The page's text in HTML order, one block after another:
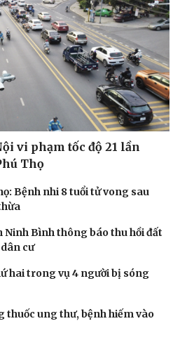
vi phạm tốc độ 21 lần
Thọ
Bệnh nhi 8 tuổi tử vong sau
Ninh Bình thông báo thu hồi đất
cư
hai trong vụ 4 người bị sóng
thuốc ung thư, bệnh hiếm vào